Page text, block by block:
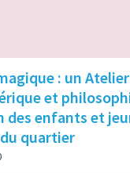
: un Atelier
et
des enfants et
quartier